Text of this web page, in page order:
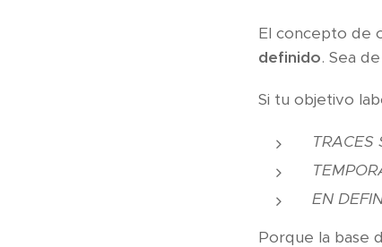
El concepto de
definido. Sea
Si tu objetivo
TRACES
EN
Porque la base